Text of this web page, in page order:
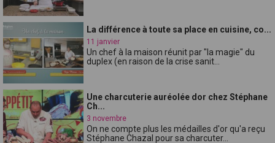
La différence à toute sa place en cuisine, co...
11 janvier
Un chef à la maison réunit par "la magie" du
duplex (en raison de la crise sanit...
Une charcuterie auréolée dor chez Stéphane
Ch...
3 novembre
On ne compte plus les médailles d'or qu'a reçu
Stéphane Chazal pour sa charcuter...